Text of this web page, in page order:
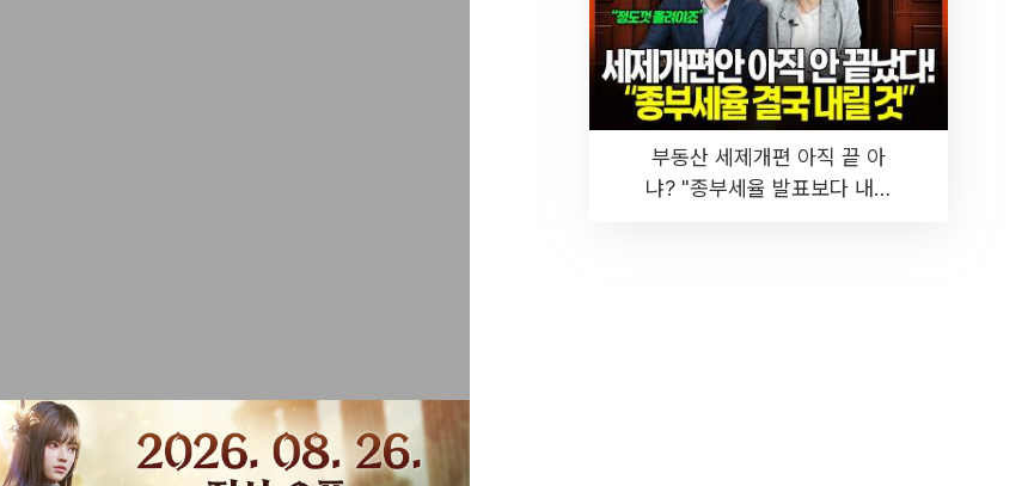
부동산 세제개편 아직 끝 아
냐? "종부세율 발표보다 내릴